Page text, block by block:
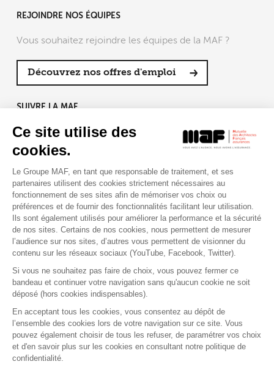
Ce site utilise des
cookies.
Le Groupe MAF, en tant que responsable de traitement, et ses
partenaires utilisent des cookies strictement nécessaires au
fonctionnement de ses sites afin de mémoriser vos choix ou
préférences et de fournir des fonctionnalités facilitant leur utilisation.
Ils sont également utilisés pour améliorer la performance et la sécurité
de nos sites. Certains de nos cookies, nous permettent de mesurer
l’audience sur nos sites, d’autres vous permettent de visionner du
contenu sur les réseaux sociaux (YouTube, Facebook, Twitter).
Si vous ne souhaitez pas faire de choix, vous pouvez fermer ce
bandeau et continuer votre navigation sans qu'aucun cookie ne soit
déposé (hors cookies indispensables).
En acceptant tous les cookies, vous consentez au dépôt de
l’ensemble des cookies lors de votre navigation sur ce site. Vous
pouvez également choisir de tous les refuser, de paramétrer vos choix
et d'en savoir plus sur les cookies en consultant notre politique de
confidentialité.
REJOINDRE NOS ÉQUIPES
Vous souhaitez rejoindre les équipes de la MAF ?
Découvrez nos offres d'emploi
SUIVRE LA MAF
RETROUVEZ-NOUS SUR :
Contact Presse Assistance
Mentions légales
Gestion des cookies
Politique de confidentialité
Conditions générales d'utilisation